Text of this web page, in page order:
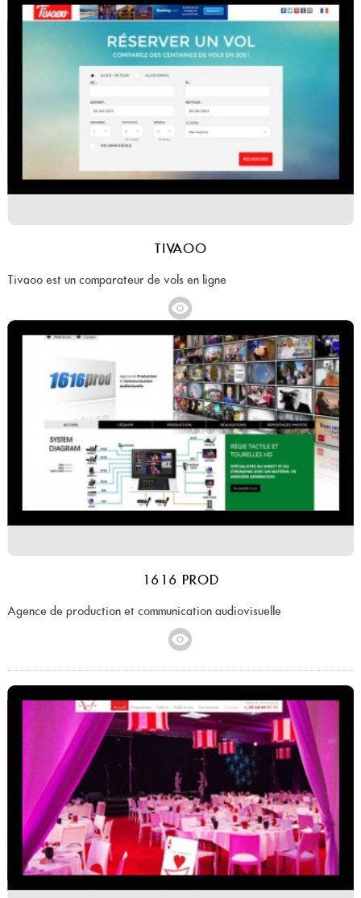
TIVAOO
Tivaoo est un comparateur de vols en ligne
1616 PROD
Agence de production et communication audiovisuelle